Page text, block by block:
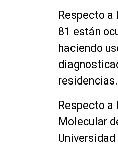
Respecto a
81 están
haciendo
Respecto
Molecular